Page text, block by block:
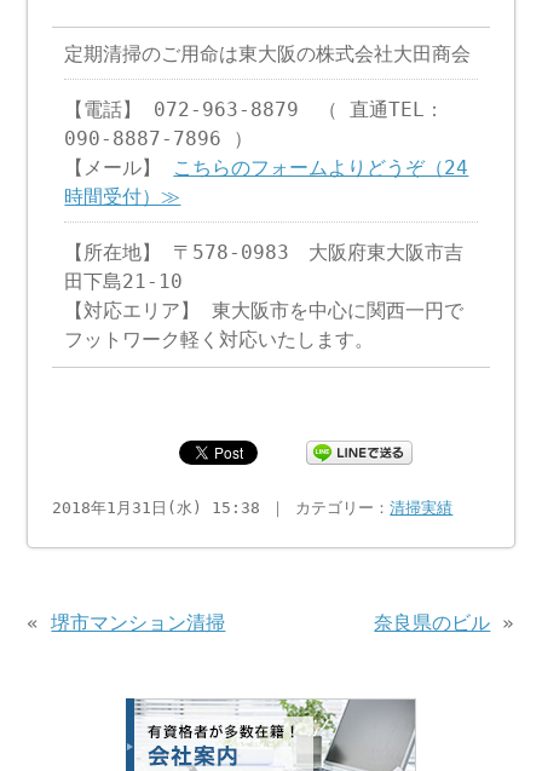
定期清掃のご用命は東大阪の株式会社大田商会
【電話】 072-963-8879 （ 直通TEL：
090-8887-7896 ）
【メール】 こちらのフォームよりどうぞ（24
時間受付）≫
【所在地】 〒578-0983 大阪府東大阪市吉
田下島21-10
【対応エリア】 東大阪市を中心に関西一円で
フットワーク軽く対応いたします。
2018年1月31日(水) 15:38 ｜ カテゴリー：清掃実績
«堺市マンション清掃 奈良県のビル »